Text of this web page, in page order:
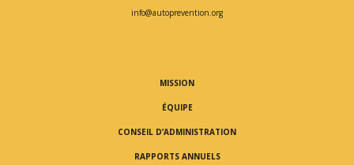
info@autoprevention.org
MISSION
ÉQUIPE
CONSEIL D’ADMINISTRATION
RAPPORTS ANNUELS